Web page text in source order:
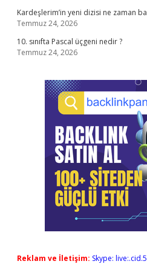
Kardeşlerim’in yeni dizisi ne zaman
Temmuz 24, 2026
10. sınıfta Pascal üçgeni nedir ?
Temmuz 24, 2026
Reklam ve İletişim: Skype: